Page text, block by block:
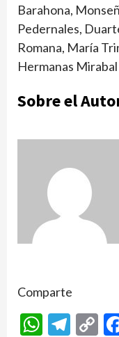
Barahona,
Pedernales,
Romana, María
Hermanas
Sobre el
Comparte